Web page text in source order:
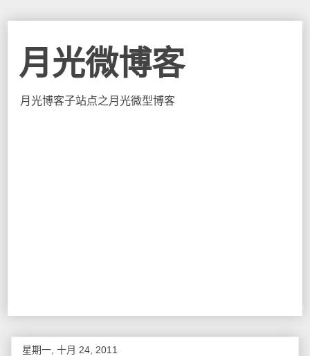
月光微博客
月光博客子站点之月光微型博客
星期一, 十月 24, 2011